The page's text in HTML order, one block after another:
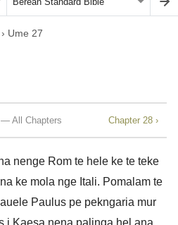
› Ume 27
— All Chapters Chapter 28 ›
nenge Rom te hele ke te teke
ke mola nge Itali. Pomalam te
Paulus pe pekngaria mur
i Kaesa nena palinga hel ana